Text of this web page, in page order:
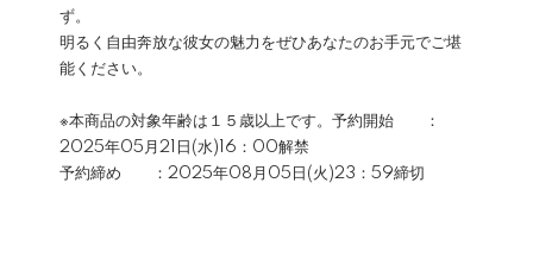
ず。
明るく自由奔放な彼女の魅力をぜひあなたのお手元でご堪
能ください。
※本商品の対象年齢は１５歳以上です。予約開始 ：
2025年05月21日(水)16：00解禁
予約締め ：2025年08月05日(火)23：59締切